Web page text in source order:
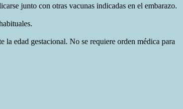
junto con otras vacunas indicadas en el embarazo.
la edad gestacional. No se requiere orden médica para